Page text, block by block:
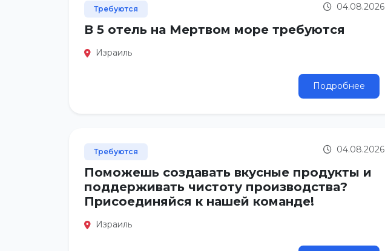
Требуются 04.08.2026
В 5 отель на Мертвом море требуются
Израиль
Подробнее
Требуются 04.08.2026
Поможешь создавать вкусные продукты и
поддерживать чистоту производства?
Присоединяйся к нашей команде!
Израиль